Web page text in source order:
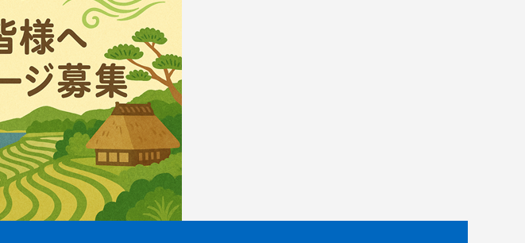
白米千枚田オーナー田（山崎賢人）｜田植
えから3ヶ月後稲穂が出来てきました。
2021.08.06